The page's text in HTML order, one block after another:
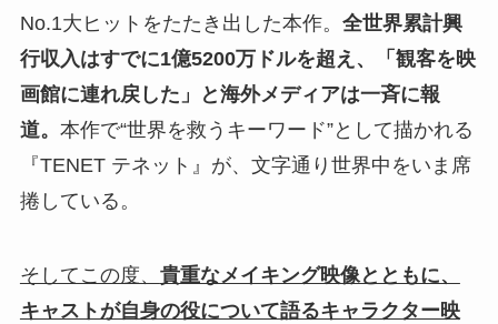
No.1大ヒットをたたき出した本作。 全世界累計興
行収入はすでに1億5200万ドルを超え、「観客を映
画館に連れ戻した」と海外メディアは一斉に報
道。 本作で“世界を救うキーワード”として描かれる
『TENET テネット』が、文字通り世界中をいま席
捲している。
そしてこの度、 貴重なメイキング映像とともに、
キャストが自身の役について語るキャラクター映